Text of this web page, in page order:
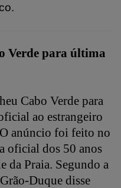
Verde para última
Cabo Verde para
ao estrangeiro
anúncio foi feito no
oficial dos 50 anos
da Praia. Segundo a
Duque disse